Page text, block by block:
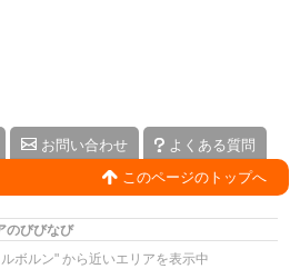
お問い合わせ
よくある質問
このページのトップへ
のびびなび
ボルン" から近いエリアを表示中